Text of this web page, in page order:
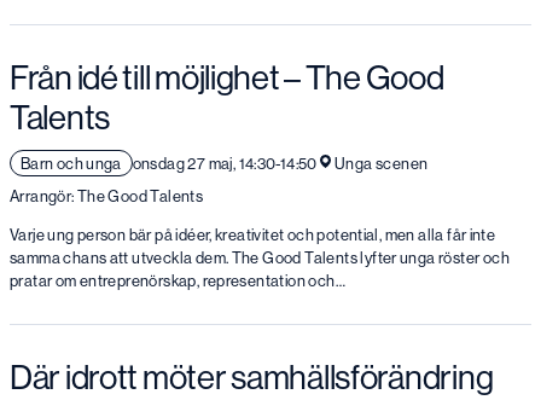
Från idé till möjlighet – The Good
Talents
Barn och unga onsdag 27 maj, 14:30-14:50
Unga scenen
Arrangör: The Good Talents
Varje ung person bär på idéer, kreativitet och potential, men alla får inte
samma chans att utveckla dem. The Good Talents lyfter unga röster och
pratar om entreprenörskap, representation och…
Där idrott möter samhällsförändring